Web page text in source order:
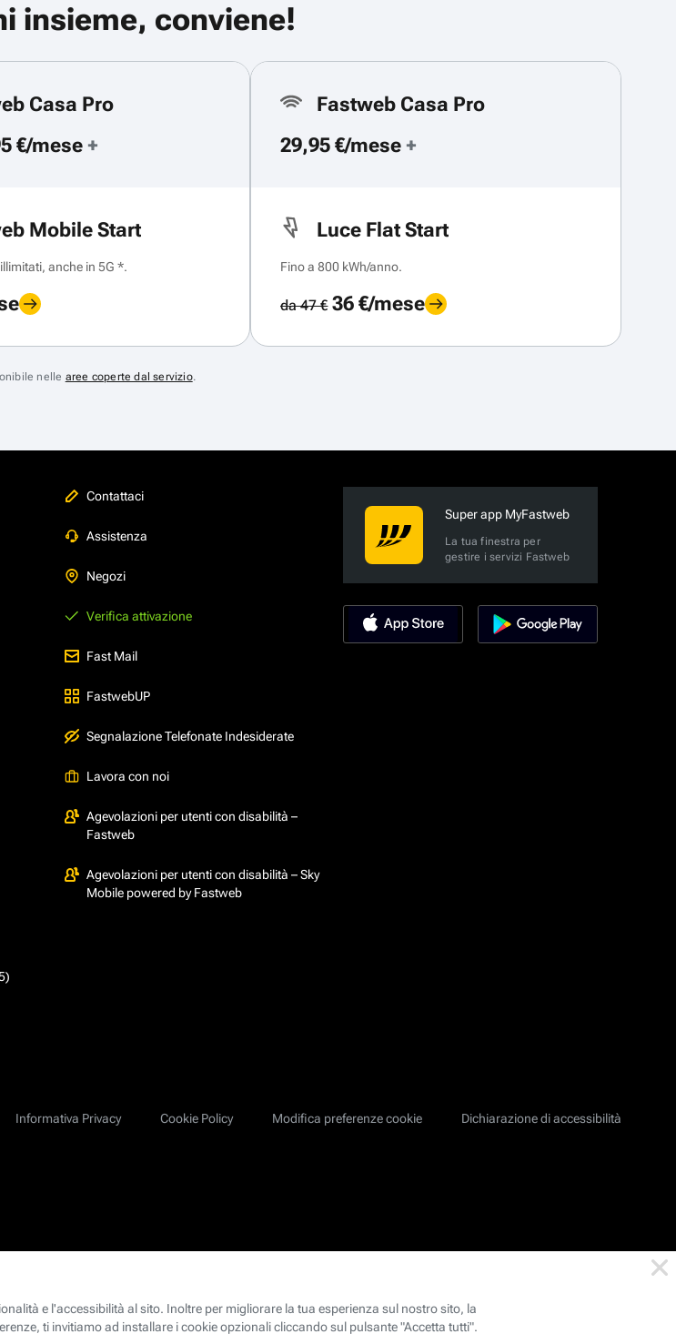
insieme, conviene!
Casa Pro
€/mese +
Mobile Start
anche in 5G *.
Fastweb Casa Pro
29,95 €/mese +
Luce Flat Start
Fino a 800 kWh/anno.
da 47 €36 €/mese
nelle aree coperte dal servizio.
Contattaci
Assistenza
Negozi
Verifica attivazione
Fast Mail
FastwebUP
Segnalazione Telefonate Indesiderate
Lavora con noi
Agevolazioni per utenti con disabilità –
Fastweb
Agevolazioni per utenti con disabilità – Sky
Mobile powered by Fastweb
Super app MyFastweb
La tua finestra per
gestire i servizi Fastweb
Informativa Privacy
Cookie Policy Modifica preferenze cookie Dichiarazione di accessibilità